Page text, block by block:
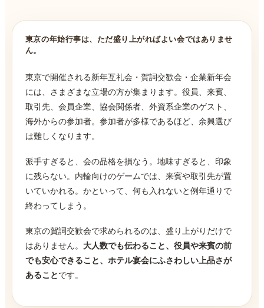
東京の年始行事は、ただ盛り上がればよい会ではありませ
ん。
東京で開催される新年互礼会・賀詞交歓会・企業新年会
には、さまざまな立場の方が集まります。役員、来賓、
取引先、会員企業、協会関係者、外資系企業のゲスト、
海外からの参加者。参加者が多様であるほど、余興選び
は難しくなります。
派手すぎると、会の品格を損なう。地味すぎると、印象
に残らない。内輪向けのゲームでは、来賓や取引先が置
いていかれる。かといって、何も入れないと例年通りで
終わってしまう。
東京の賀詞交歓会で求められるのは、盛り上がりだけで
はありません。 大人数でも伝わること、役員や来賓の前
でも安心できること、ホテル宴会にふさわしい上品さが
あること です。